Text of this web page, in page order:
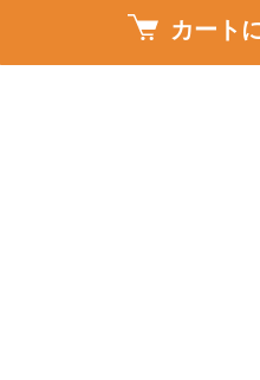
カート